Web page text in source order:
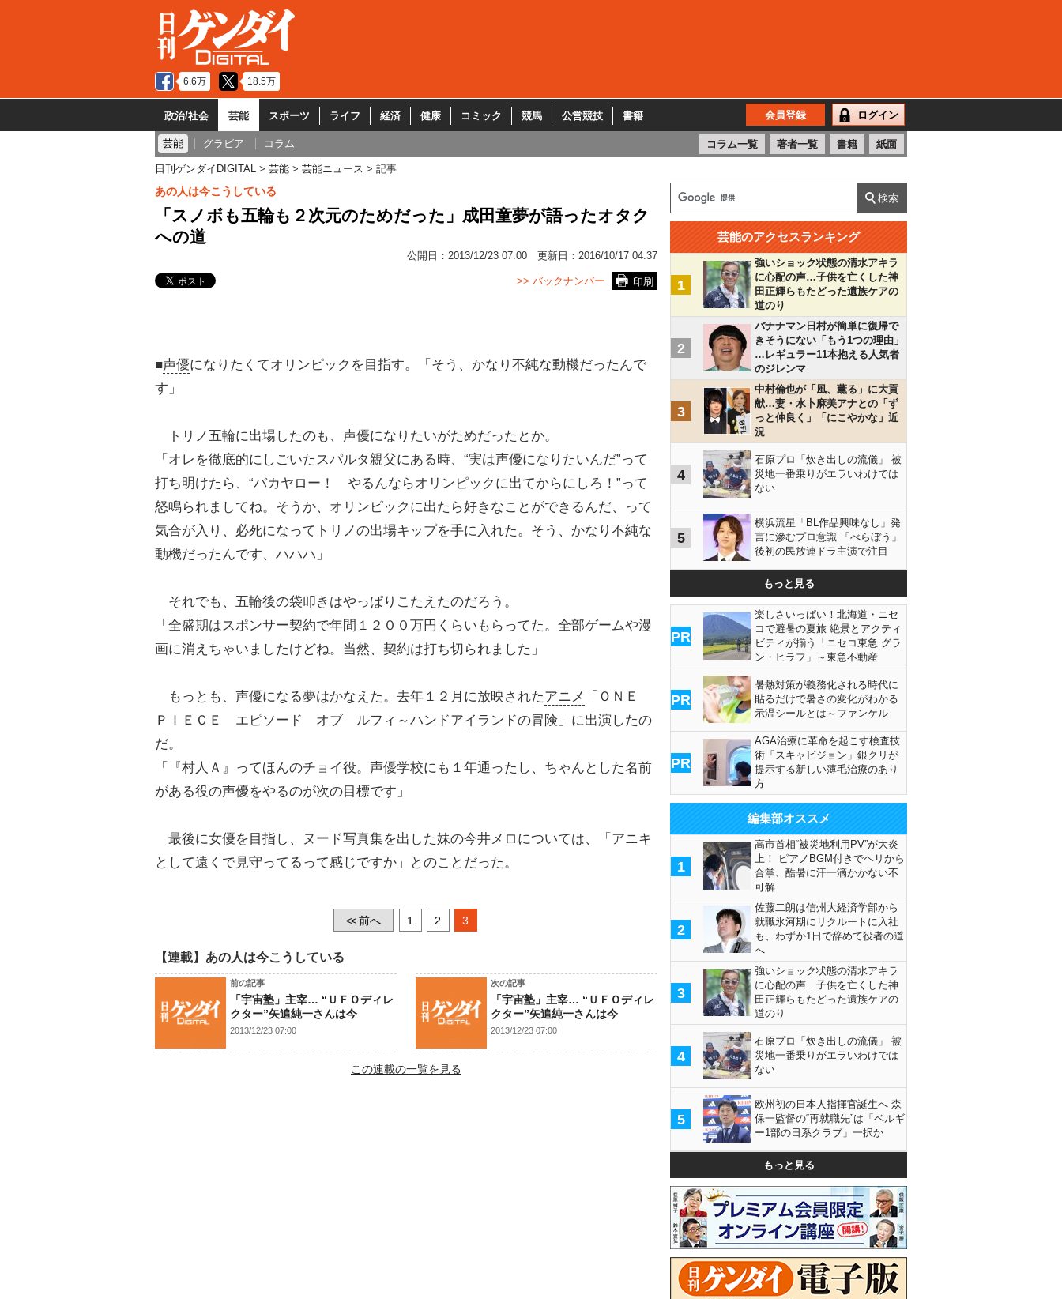
6.6万 18.5万
政治/社会 芸能 スポーツ ライフ 経済 健康 コミック 競馬 公営競技 書籍 会員登録 ログイン
芸能 グラビア コラム コラム一覧 著者一覧 書籍 紙面
日刊ゲンダイDIGITAL 芸能 芸能ニュース 記事
あの人は今こうしている
「スノボも五輪も２次元のためだった」成田童夢が語ったオタク
への道
公開日： 2013/12/23 07:00 更新日： 2016/10/17 04:37
印刷
>> バックナンバー
■声優になりたくてオリンピックを目指す。「そう、かなり不純な動機だったんで
す」
トリノ五輪に出場したのも、声優になりたいがためだったとか。
「オレを徹底的にしごいたスパルタ親父にある時、“実は声優になりたいんだ”って
打ち明けたら、“バカヤロー！ やるんならオリンピックに出てからにしろ！”って
怒鳴られましてね。そうか、オリンピックに出たら好きなことができるんだ、って
気合が入り、必死になってトリノの出場キップを手に入れた。そう、かなり不純な
動機だったんです、ハハハ」
それでも、五輪後の袋叩きはやっぱりこたえたのだろう。
「全盛期はスポンサー契約で年間１２００万円くらいもらってた。全部ゲームや漫
画に消えちゃいましたけどね。当然、契約は打ち切られました」
もっとも、声優になる夢はかなえた。去年１２月に放映されたアニメ
「ＯＮＥ
ＰＩＥＣＥ エピソード オブ ルフィ～ハンドアイラン ドの冒険」に出演したの
だ。
「『村人Ａ』ってほんのチョイ役。声優学校にも１年通ったし、ちゃんとした名前
がある役の声優をやるのが次の目標です」
最後に女優を目指し、ヌード写真集を出した妹の今井メロについては、「アニキ
として遠くで見守ってるって感じですか」とのことだった。
<<前へ 1 2 3
【連載】あの人は今こうしている
前の記事
「宇宙塾」主宰… “ＵＦＯディレ
クター”矢追純一さんは今
2013/12/23 07:00
次の記事
「宇宙塾」主宰… “ＵＦＯディレ
クター”矢追純一さんは今
2013/12/23 07:00
この連載の一覧を見る
芸能のアクセスランキング
1
強いショック状態の清水アキラ
に心配の声…子供を亡くした神
田正輝らもたどった遺族ケアの
道のり
2
バナナマン日村が簡単に復帰で
きそうにない「もう1つの理由」
…レギュラー11本抱える人気者
のジレンマ
3
中村倫也が「風、薫る」に大貢
献…妻・水卜麻美アナとの「ず
っと仲良く」「にこやかな」近
況
4
石原プロ「炊き出しの流儀」 被
災地一番乗りがエラいわけでは
ない
5
横浜流星「BL作品興味なし」発
言に滲むプロ意識 「べらぼう」
後初の民放連ドラ主演で注目
もっと見る
PR
楽しさいっぱい！北海道・ニセ
コで避暑の夏旅 絶景とアクティ
ビティが揃う「ニセコ東急 グラ
ン・ヒラフ」～東急不動産
PR
暑熱対策が義務化される時代に
貼るだけで暑さの変化がわかる
示温シールとは～ファンケル
PR
AGA治療に革命を起こす検査技
術「スキャビジョン」銀クリが
提示する新しい薄毛治療のあり
方
編集部オススメ
1
高市首相“被災地利用PV”が大炎
上！ ピアノBGM付きでヘリから
合掌、酷暑に汗一滴かかない不
可解
2
佐藤二朗は信州大経済学部から
就職氷河期にリクルートに入社
も、わずか1日で辞めて役者の道
へ
3
強いショック状態の清水アキラ
に心配の声…子供を亡くした神
田正輝らもたどった遺族ケアの
道のり
4
石原プロ「炊き出しの流儀」 被
災地一番乗りがエラいわけでは
ない
5
欧州初の日本人指揮官誕生へ 森
保一監督の“再就職先”は「ベルギ
ー1部の日系クラブ」一択か
もっと見る